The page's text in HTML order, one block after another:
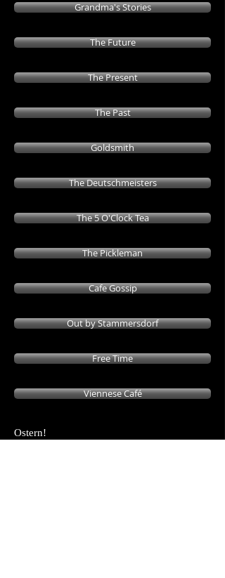
Grandma's Stories
The Future
The Present
The Past
Goldsmith
The Deutschmeisters
The 5 O'Clock Tea
The Pickleman
Cafe Gossip
Out by Stammersdorf
Free Time
Viennese Café
Ostern!